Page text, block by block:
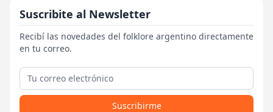
Suscribite al Newsletter
Recibí las novedades del folklore argentino directamente
en tu correo.
Suscribirme